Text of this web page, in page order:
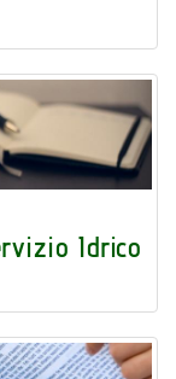
Idrico